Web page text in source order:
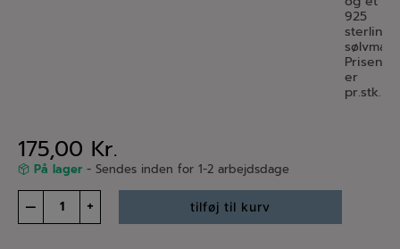
925
sterling
Prisen
er
pr.stk.
175,00 Kr.
På lager- Sendes inden for 1-2 arbejdsdage
–
Blomst
ørestik
turkis
+ tilføj til kurv